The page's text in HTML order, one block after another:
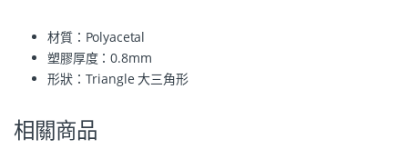
材質：Polyacetal
塑膠厚度：0.8mm
形狀：Triangle 大三角形
相關商品